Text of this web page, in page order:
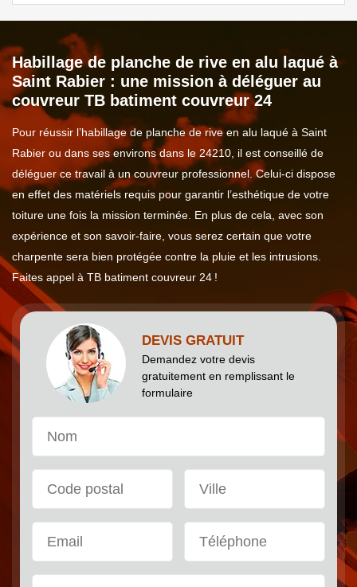
Habillage de planche de rive en alu laqué à
Saint Rabier : une mission à déléguer au
couvreur TB batiment couvreur 24
Pour réussir l’habillage de planche de rive en alu laqué à Saint
Rabier ou dans ses environs dans le 24210, il est conseillé de
déléguer ce travail à un couvreur professionnel. Celui-ci dispose
en effet des matériels requis pour garantir l’esthétique de votre
toiture une fois la mission terminée. En plus de cela, avec son
expérience et son savoir-faire, vous serez certain que votre
charpente sera bien protégée contre la pluie et les intrusions.
Faites appel à TB batiment couvreur 24 !
DEVIS GRATUIT
Demandez votre devis
gratuitement en remplissant le
formulaire